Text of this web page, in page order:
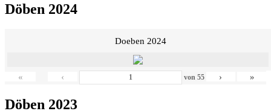
Döben 2024
Doeben 2024
« ‹ von 55 › »
Döben 2023